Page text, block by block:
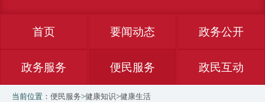
首页 要闻动态 政务公开
政务服务 便民服务 政民互动
当前位置： 便民服务>健康知识>健康生活